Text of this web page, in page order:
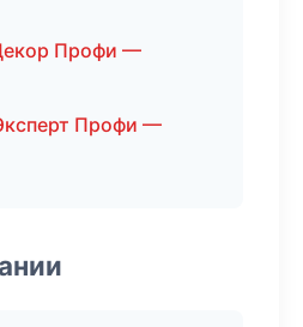
Профи —
Профи —